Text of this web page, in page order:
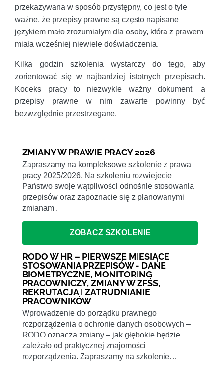
przekazywana w sposób przystępny, co jest o tyle
ważne, że przepisy prawne są często napisane
językiem mało zrozumiałym dla osoby, która z prawem
miała wcześniej niewiele doświadczenia.
Kilka godzin szkolenia wystarczy do tego, aby
zorientować się w najbardziej istotnych przepisach.
Kodeks pracy to niezwykle ważny dokument, a
przepisy prawne w nim zawarte powinny być
bezwzględnie przestrzegane.
ZMIANY W PRAWIE PRACY 2026
Zapraszamy na kompleksowe szkolenie z prawa
pracy 2025/2026. Na szkoleniu rozwiejecie
Państwo swoje wątpliwości odnośnie stosowania
przepisów oraz zapoznacie się z planowanymi
zmianami.
ZOBACZ SZKOLENIE
RODO W HR – PIERWSZE MIESIĄCE
STOSOWANIA PRZEPISÓW - DANE
BIOMETRYCZNE, MONITORING
PRACOWNICZY, ZMIANY W ZFŚS,
REKRUTACJA I ZATRUDNIANIE
PRACOWNIKÓW
Wprowadzenie do porządku prawnego
rozporządzenia o ochronie danych osobowych –
RODO oznacza zmiany – jak głębokie będzie
zależało od praktycznej znajomości
rozporządzenia. Zapraszamy na szkolenie…